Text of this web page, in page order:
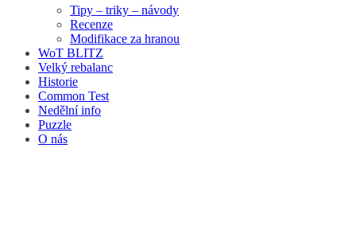
Tipy – triky – návody
Recenze
Modifikace za hranou
WoT BLITZ
Velký rebalanc
Historie
Common Test
Nedělní info
Puzzle
O nás